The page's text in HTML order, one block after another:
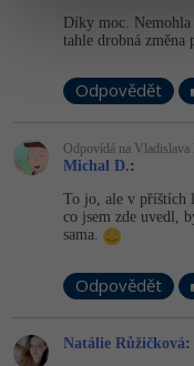
Díky moc.
tahle drobná změna
Odpovědět
Odpovídá na
Michal D.:
To jo, ale v příštích
co jsem zde uvedl,
sama.
Odpovědět
Natálie Růžičková: